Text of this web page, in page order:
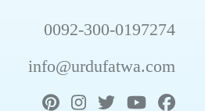
0092-300-0197274
info@urdufatwa.com